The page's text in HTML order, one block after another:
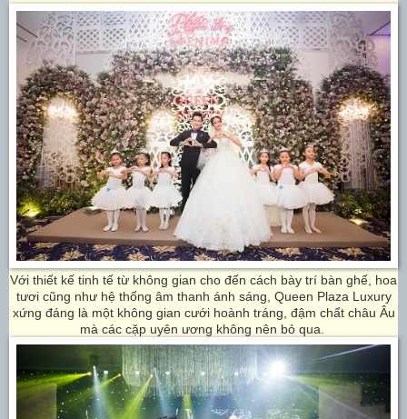
Với thiết kế tinh tế từ không gian cho đến cách bày trí bàn ghế, hoa
tươi cũng như hệ thống âm thanh ánh sáng, Queen Plaza Luxury
xứng đáng là một không gian cưới hoành tráng, đậm chất châu Âu
mà các cặp uyên ương không nên bỏ qua.